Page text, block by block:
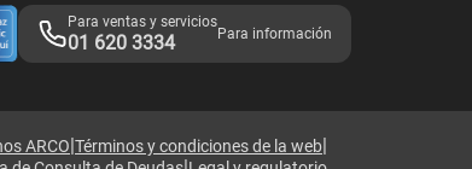
Para ventas y servicios
01 620 3334 Para información
ARCO|Términos y condiciones de la web|